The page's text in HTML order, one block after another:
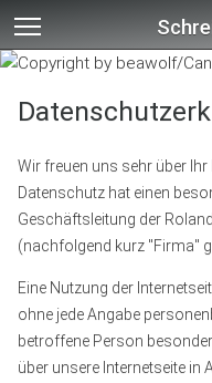
Wir freuen uns sehr über
Datenschutz hat einen
Geschäftsleitung der
(nachfolgend kurz "Firma"
Eine Nutzung der
ohne jede Angabe
betroffene Person
über unsere Internetseite